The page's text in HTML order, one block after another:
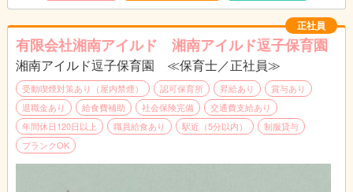
正社員
有限会社湘南アイルド 湘南アイルド逗子保育園
湘南アイルド逗子保育園 ≪保育士／正社員≫
受動喫煙対策あり（屋内禁煙） 認可保育所 昇給あり
賞与あり
退職金あり
給食費補助 社会保険完備
交通費支給あり
年間休日120日以上
職員給食あり 駅近（5分以内）
制服貸与
ブランクOK